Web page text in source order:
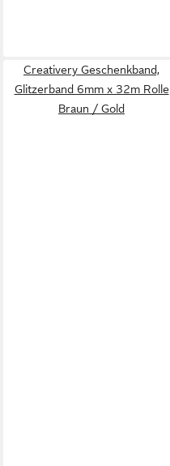
Creativery Geschenkband,
Glitzerband 6mm x 32m Rolle
Braun / Gold